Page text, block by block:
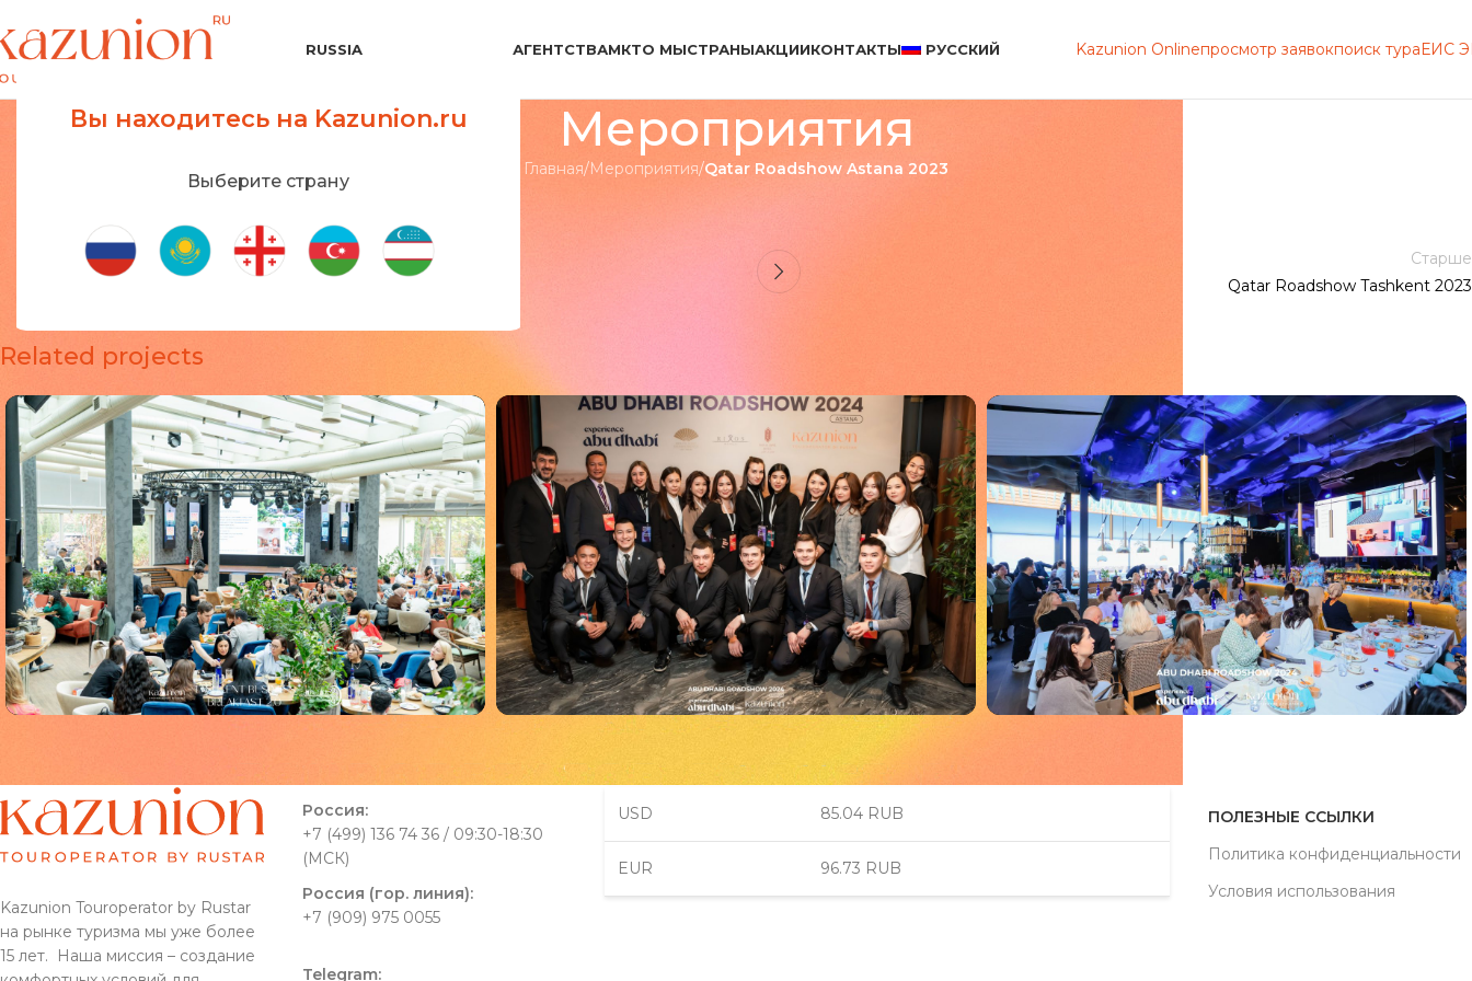
Вы находитесь на Kazunion.ru
Выберите страну
RUSSIA АГЕНТСТВАМКТО МЫСТРАНЫАКЦИИКОНТАКТЫ РУССКИЙ Kazunion Onlineпросмотр заявокпоиск тураЕИС
Мероприятия
Главная/Мероприятия/Qatar Roadshow Astana 2023
Старше
Qatar Roadshow Tashkent 2023
Related projects
Qatar Roadshow Tashkent 2023 Abu Dhabi Roadshow 2024 Astana Abu Dhabi Roadshow 2024 Almaty
Kazunion Touroperator by Rustar
на рынке туризма мы уже более
15 лет. Наша миссия – создание
Россия:
+7 (499) 136 74 36 / 09:30-18:30
(МСК)
Россия (гор. линия):
+7 (909) 975 0055
Telegram:
USD 85.04 RUB
EUR 96.73 RUB
ПОЛЕЗНЫЕ ССЫЛКИ
Политика конфиденциальности
Условия использования